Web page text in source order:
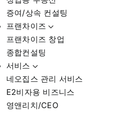
증여/상속 컨설팅
프랜차이즈
프랜차이즈 창업
종합컨설팅
서비스
네오집스 관리 서비스
E2비자용 비즈니스
영앤리치/CEO